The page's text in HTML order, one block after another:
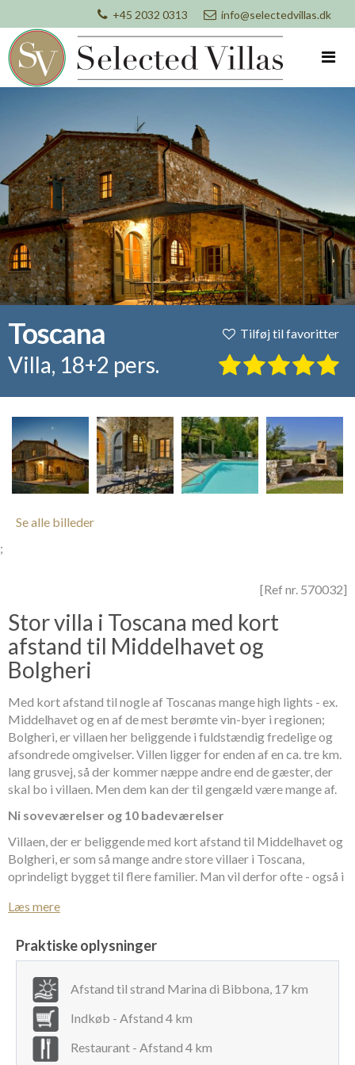
+45 2032 0313 info@selectedvillas.dk
Tilføj til favoritter
Toscana
Villa, 18+2 pers.
Se alle billeder
;
[Ref nr. 570032]
Stor villa i Toscana med kort
afstand til Middelhavet og
Bolgheri
Med kort afstand til nogle af Toscanas mange high lights - ex.
Middelhavet og en af de mest berømte vin-byer i regionen;
Bolgheri, er villaen her beliggende i fuldstændig fredelige og
afsondrede omgivelser. Villen ligger for enden af en ca. tre km.
lang grusvej, så der kommer næppe andre end de gæster, der
skal bo i villaen. Men dem kan der til gengæld være mange af.
Ni soveværelser og 10 badeværelser
Villaen, der er beliggende med kort afstand til Middelhavet og
Bolgheri, er som så mange andre store villaer i Toscana,
oprindeligt bygget til flere familier. Man vil derfor ofte - også i
opholdsstuer. Der er i alt ni dobbelte soveværelser og 10
direkte udgang til haven, mens de øvrige syv er på første etage.
Et af disse soveværelser er at betragte som en suite, hvor der
er mulighed for to ekstra senge i loungen. Alle soveværelser
har badeværelse en-suite og aircondition.
Masser af plads og indbydende indretning
Den øvrige indretning af villaen er på fordelt på nederste, hvor
Læs mere
Praktiske oplysninger
Afstand til strand Marina di Bibbona, 17 km
Indkøb - Afstand 4 km
Restaurant - Afstand 4 km